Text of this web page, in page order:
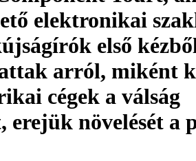
elektronikai
első
arról, miként
cégek a válság
erejük növelését a